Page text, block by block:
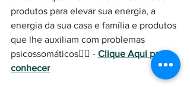
produtos para elevar sua energia, a
energia da sua casa e família e produtos
que lhe auxiliam com problemas
psicossomáticos👇🏽 - Clique Aqui para
conhecer